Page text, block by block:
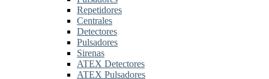
Repetidores
Centrales
Detectores
Pulsadores
Sirenas
ATEX Detectores
ATEX Pulsadores